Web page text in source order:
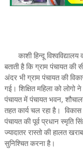
काशी हिन्दू विश्वविद्यालय
बताती है कि ग्राम पंचायत
अंदर भी ग्राम पंचायत की
गई। शिक्षित महिला को
पंचायत में पंचायत भवन,
तहत कार्य चल रहा है।
पंचायत की पूर्व प्रधान स्मृति
ज्यादातर रास्तो की हालत
सुनिश्चित करना है।